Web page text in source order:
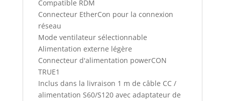
Compatible RDM
Connecteur EtherCon pour la connexion
réseau
Mode ventilateur sélectionnable
Alimentation externe légère
Connecteur d'alimentation powerCON
TRUE1
Inclus dans la livraison 1 m de câble CC /
alimentation S60/S120 avec adaptateur de